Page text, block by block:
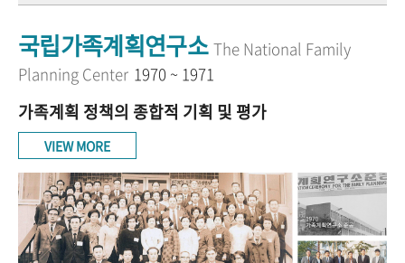
국립가족계획연구소 The National Family
Planning Center 1970 ~ 1971
가족계획 정책의 종합적 기획 및 평가
VIEW MORE